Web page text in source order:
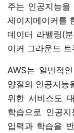
주는 인공지능
세이지메이커를
데이터 라벨링(
이커 그라운드
AWS는 일반적
양질의 인공지능
위한 서비스도
학습으로 인공
입력과 학습을